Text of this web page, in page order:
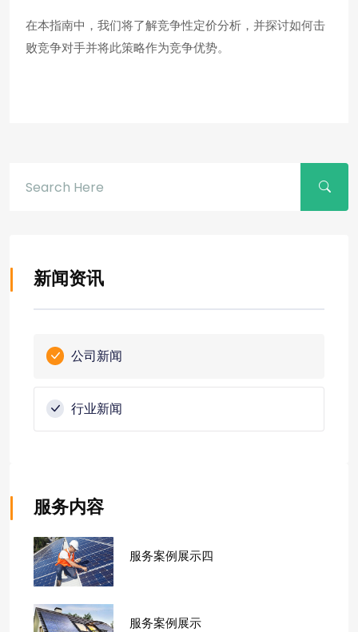
在本指南中，我们将了解竞争性定价分析，并探讨如何击
败竞争对手并将此策略作为竞争优势。
新闻资讯
公司新闻
行业新闻
服务内容
服务案例展示四
服务案例展示